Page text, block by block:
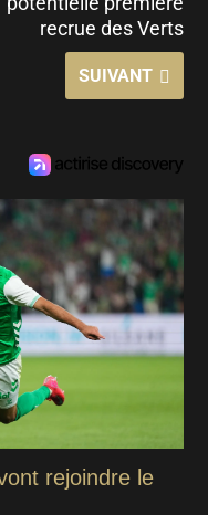
recrue des Verts
SUIVANT
rejoindre le